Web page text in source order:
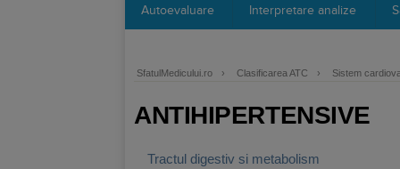
Autoevaluare Interpretare analize
SfatulMedicului.ro › Clasificarea ATC › Sistem
ANTIHIPERTENSIVE
Tractul digestiv si metabolism